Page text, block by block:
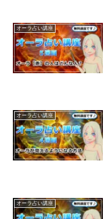
オーラ占い講座
オーラ占い講座
オーラ占い講座